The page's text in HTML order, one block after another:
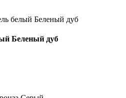
Беленый дуб